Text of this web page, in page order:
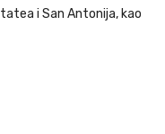
i San Antonija, kao